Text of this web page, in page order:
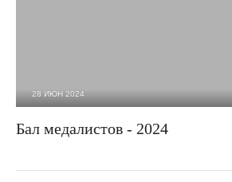
28 ИЮН 2024
Бал медалистов - 2024